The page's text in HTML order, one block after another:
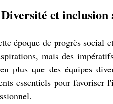
Diversité et
époque de progrès social
mais des
plus que des équipes
essentiels pour favoriser